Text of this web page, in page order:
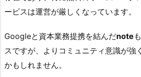
ービスは運営が厳しくなっています。
Googleと資本業務提携を結んだnote
スですが、よりコミュニティ意識が強
かもしれません。